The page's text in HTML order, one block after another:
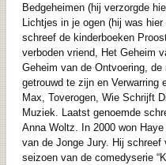
Bedgeheimen (hij verzorgde
Lichtjes in je ogen (hij was
schreef de kinderboeken
verboden vriend, Het Geheim
Geheim van de Ontvoering,
getrouwd te zijn en Verwarring
Max, Toverogen, Wie Schrijft
Muziek. Laatst genoemde
Anna Woltz. In 2000 won
van de Jonge Jury. Hij
seizoen van de comedyserie